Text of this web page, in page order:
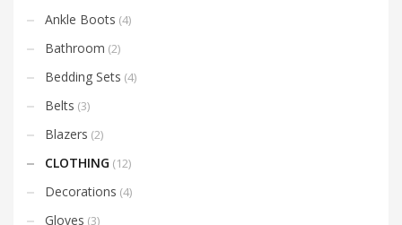
Ankle Boots (4)
Bathroom (2)
Bedding Sets (4)
Belts (3)
Blazers (2)
CLOTHING (12)
Decorations (4)
Gloves (3)